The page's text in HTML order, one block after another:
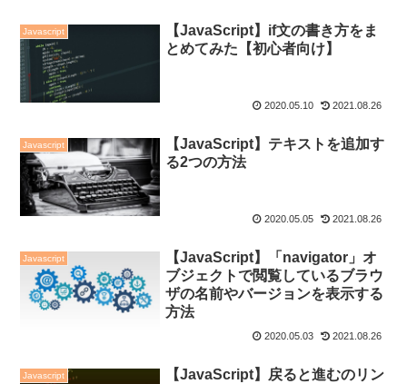
Javascript
【JavaScript】if文の書き方をま
とめてみた【初心者向け】
2020.05.10 2021.08.26
Javascript
【JavaScript】テキストを追加す
る2つの方法
2020.05.05 2021.08.26
Javascript
【JavaScript】「navigator」オ
ブジェクトで閲覧しているブラウ
ザの名前やバージョンを表示する
方法
2020.05.03 2021.08.26
Javascript
【JavaScript】戻ると進むのリン